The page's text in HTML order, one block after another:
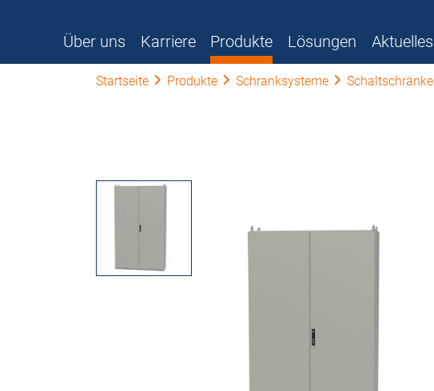
Über uns Karriere Produkte Lösungen Aktuelles
Startseite Produkte Schranksysteme Schaltschränke